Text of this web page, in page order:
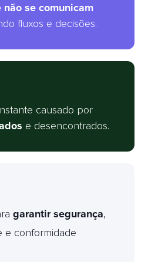
não se comunicam
fluxos e decisões.
causado por
e desencontrados.
garantir segurança,
e conformidade